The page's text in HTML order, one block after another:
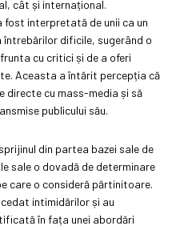
cât și internațional.
fost interpretată de unii ca un
dificile, sugerând o
cu critici și de a oferi
Aceasta a întărit percepția că
directe cu mass-media și să
publicului său.
din partea bazei sale de
sale o dovadă de determinare
care o consideră părtinitoare.
intimidărilor și au
în fața unei abordări